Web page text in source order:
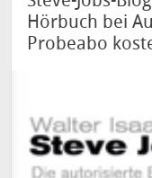
Hörbuch bei
Probeabo